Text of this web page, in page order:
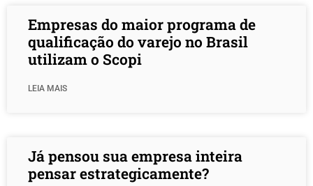
Empresas do maior programa de
qualificação do varejo no Brasil
utilizam o Scopi
LEIA MAIS
Já pensou sua empresa inteira
pensar estrategicamente?